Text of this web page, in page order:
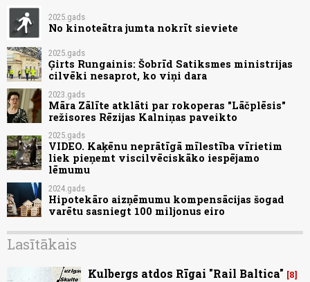
2025.gads
No kinoteātra jumta nokrīt sieviete
2025.gads
Ģirts Rungainis: Šobrīd Satiksmes ministrijas
cilvēki nesaprot, ko viņi dara
2023.gads
Māra Zālīte atklāti par rokoperas "Lāčplēsis"
režisores Rēzijas Kalniņas paveikto
2025.gads
VIDEO. Kaķēnu neprātīgā mīlestība vīrietim
liek pieņemt viscilvēciskāko iespējamo
lēmumu
2024.gads
Hipotekāro aizņēmumu kompensācijas šogad
varētu sasniegt 100 miljonus eiro
Lasītākais
Kulbergs atdos Rīgai "Rail Baltica" 8